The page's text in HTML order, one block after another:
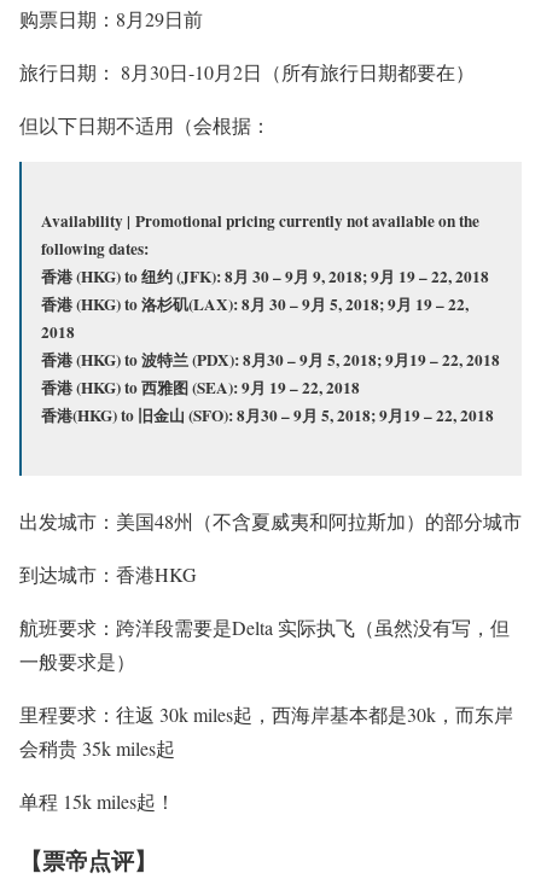
购票日期：8月29日前
旅行日期： 8月30日-10月2日（所有旅行日期都要在）
但以下日期不适用（会根据 ：
Availability | Promotional pricingcurrently not availableon the
following dates:
香港 (HKG) to 纽约 (JFK): 8月 30 – 9月 9, 2018; 9月 19 – 22, 2018
香港 (HKG) to 洛杉矶(LAX): 8月 30 – 9月 5, 2018; 9月 19 – 22,
2018
香港 (HKG) to 波特兰 (PDX): 8月30 – 9月 5, 2018; 9月19 – 22, 2018
香港 (HKG) to 西雅图 (SEA): 9月 19 – 22, 2018
香港(HKG) to 旧金山 (SFO): 8月30 – 9月 5, 2018; 9月19 – 22, 2018
出发城市：美国48州（不含夏威夷和阿拉斯加）的部分城市
到达城市：香港HKG
航班要求：跨洋段需要是Delta 实际执飞（虽然没有写，但
一般要求是）
里程要求：往返 30k miles起，西海岸基本都是30k，而东岸
会稍贵 35k miles起
单程 15k miles起！
【票帝点评】